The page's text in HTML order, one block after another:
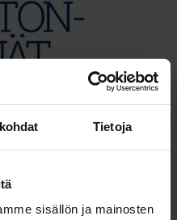
Tietoja
sisällön ja mainosten